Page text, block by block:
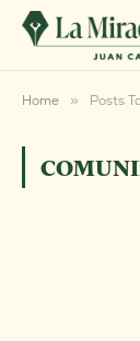
Home » Posts